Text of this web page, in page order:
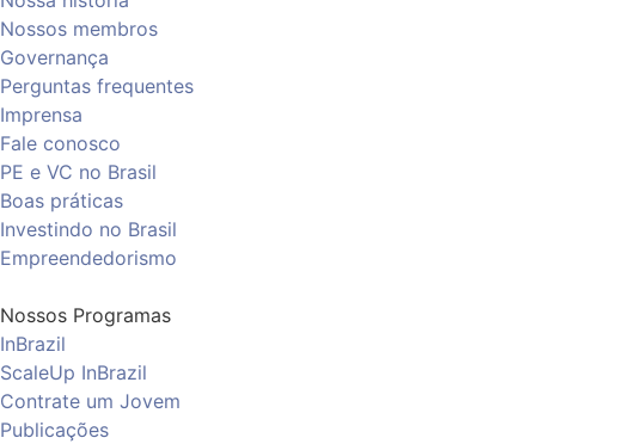
Nossos membros
Governança
Perguntas frequentes
Imprensa
Fale conosco
PE e VC no Brasil
Boas práticas
Investindo no Brasil
Empreendedorismo
Nossos Programas
InBrazil
ScaleUp InBrazil
Contrate um Jovem
Publicações